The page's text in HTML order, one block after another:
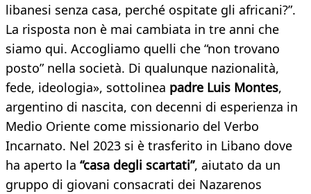
libanesi senza casa, perché ospitate gli africani?”.
La risposta non è mai cambiata in tre anni che
siamo qui. Accogliamo quelli che “non trovano
posto” nella società. Di qualunque nazionalità,
fede, ideologia», sottolinea padre Luis Montes,
argentino di nascita, con decenni di esperienza in
Medio Oriente come missionario del Verbo
Incarnato. Nel 2023 si è trasferito in Libano dove
ha aperto la “casa degli scartati”, aiutato da un
gruppo di giovani consacrati dei Nazarenos